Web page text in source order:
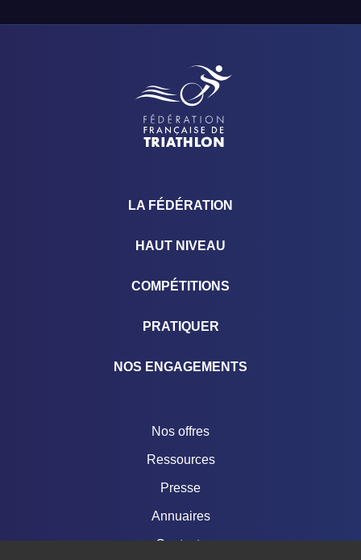
LA FÉDÉRATION
HAUT NIVEAU
COMPÉTITIONS
PRATIQUER
NOS ENGAGEMENTS
Nos offres
Ressources
Presse
Annuaires
Contacts